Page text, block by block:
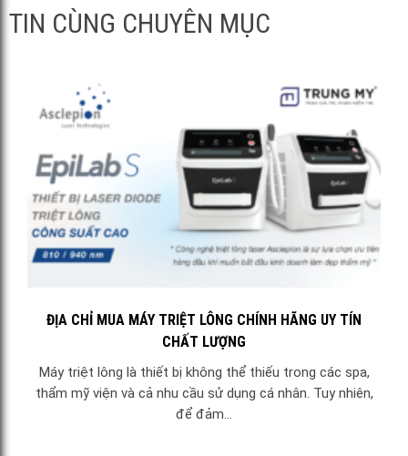
TIN CÙNG CHUYÊN MỤC
ĐỊA CHỈ MUA MÁY TRIỆT LÔNG CHÍNH HÃNG UY TÍN
CHẤT LƯỢNG
Máy triệt lông là thiết bị không thể thiếu trong các spa,
thẩm mỹ viện và cả nhu cầu sử dụng cá nhân. Tuy nhiên,
để đảm...